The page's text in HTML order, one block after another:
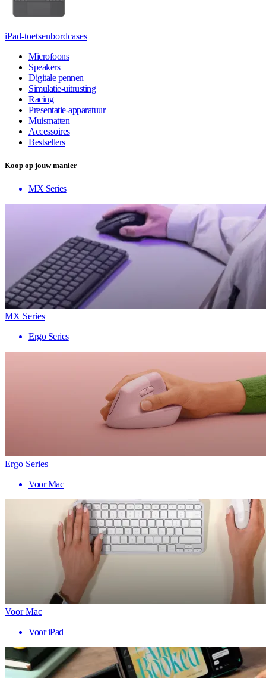
iPad-toetsenbordcases
Microfoons
Speakers
Digitale pennen
Simulatie-uitrusting
Racing
Presentatie-apparatuur
Muismatten
Accessoires
Bestsellers
Koop op jouw manier
MX Series
MX Series
Ergo Series
Ergo Series
Voor Mac
Voor Mac
Voor iPad